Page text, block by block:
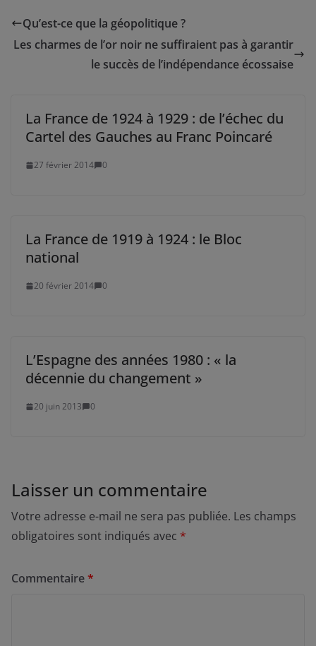
Qu’est-ce que la géopolitique ?
Les charmes de l’or noir ne suffiraient pas à garantir
le succès de l’indépendance écossaise
La France de 1924 à 1929 : de l’échec du
Cartel des Gauches au Franc Poincaré
27 février 2014 0
La France de 1919 à 1924 : le Bloc
national
20 février 2014 0
L’Espagne des années 1980 : « la
décennie du changement »
20 juin 2013 0
Laisser un commentaire
Votre adresse e-mail ne sera pas publiée. Les champs
obligatoires sont indiqués avec *
Commentaire*